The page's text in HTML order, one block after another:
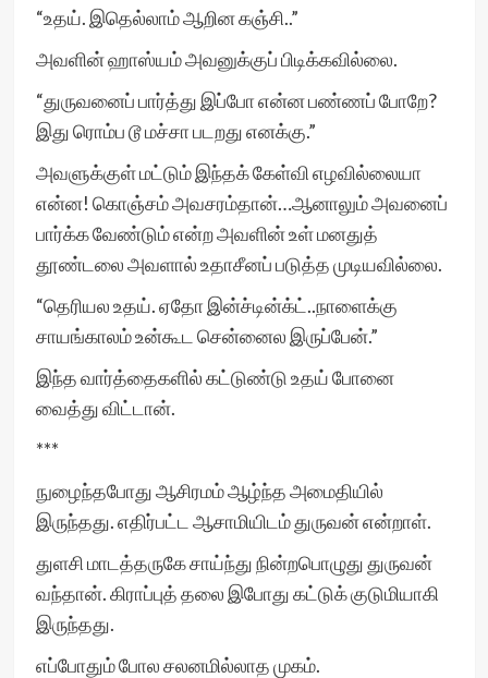
“உதய். இதெல்லாம் ஆறின கஞ்சி..”
அவளின் ஹாஸ்யம் அவனுக்குப் பிடிக்கவில்லை.
“துருவனைப் பார்த்து இப்போ என்ன பண்ணப் போறே?
இது ரொம்ப டூ மச்சா படறது எனக்கு.”
அவளுக்குள் மட்டும் இந்தக் கேள்வி எழவில்லையா
என்ன! கொஞ்சம் அவசரம்தான்…ஆனாலும் அவனைப்
பார்க்க வேண்டும் என்ற அவளின் உள் மனதுத்
தூண்டலை அவளால் உதாசீனப் படுத்த முடியவில்லை.
“தெரியல உதய். ஏதோ இன்ச்டின்க்ட்..நாளைக்கு
சாயங்காலம் உன்கூட சென்னைல இருப்பேன்.”
இந்த வார்த்தைகளில் கட்டுண்டு உதய் போனை
வைத்து விட்டான்.
***
நுழைந்தபோது ஆசிரமம் ஆழ்ந்த அமைதியில்
இருந்தது. எதிர்பட்ட ஆசாமியிடம் துருவன் என்றாள்.
துளசி மாடத்தருகே சாய்ந்து நின்றபொழுது துருவன்
வந்தான். கிராப்புத் தலை இபோது கட்டுக் குடுமியாகி
இருந்தது.
எப்போதும் போல சலனமில்லாத முகம்.